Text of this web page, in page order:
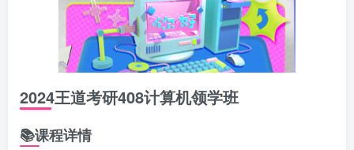
2024王道考研408计算机领学班
📚课程详情